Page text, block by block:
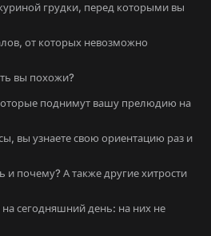
грудки, перед которыми вы
от которых невозможно
вы похожи?
поднимут вашу прелюдию на
вы узнаете свою ориентацию раз и
и почему? А также другие хитрости
сегодняшний день: на них не